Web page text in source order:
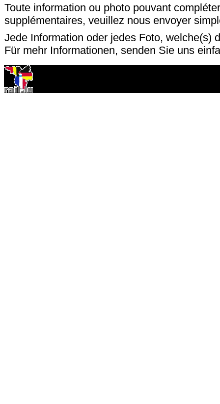
Toute information ou photo pouvant
supplémentaires, veuillez nous envoyer
Jede Information oder jedes Foto, welche(s)
Für mehr Informationen, senden Sie uns